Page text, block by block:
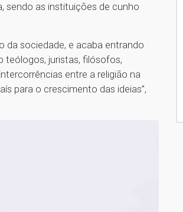
sendo as instituições de cunho
da sociedade, e acaba entrando
teólogos, juristas, filósofos,
entre a religião na
para o crescimento das ideias”,